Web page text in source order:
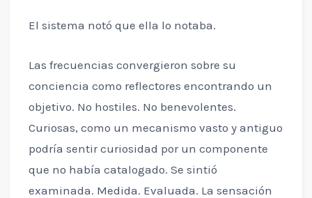
El sistema notó que ella lo notaba.
Las frecuencias convergieron sobre su
conciencia como reflectores encontrando un
objetivo. No hostiles. No benevolentes.
Curiosas, como un mecanismo vasto y antiguo
podría sentir curiosidad por un componente
que no había catalogado. Se sintió
examinada. Medida. Evaluada. La sensación